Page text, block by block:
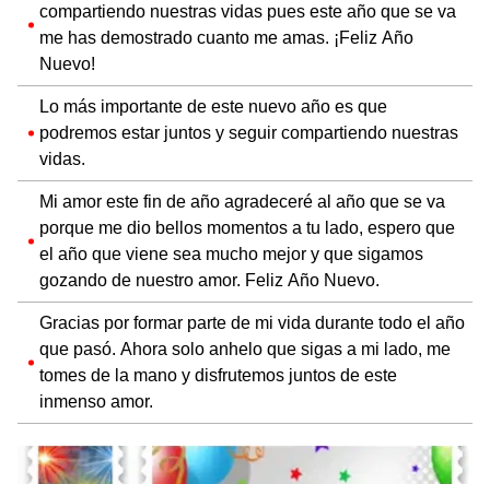
compartiendo nuestras vidas pues este año que se va
me has demostrado cuanto me amas. ¡Feliz Año
Nuevo!
Lo más importante de este nuevo año es que
podremos estar juntos y seguir compartiendo nuestras
vidas.
Mi amor este fin de año agradeceré al año que se va
porque me dio bellos momentos a tu lado, espero que
el año que viene sea mucho mejor y que sigamos
gozando de nuestro amor. Feliz Año Nuevo.
Gracias por formar parte de mi vida durante todo el año
que pasó. Ahora solo anhelo que sigas a mi lado, me
tomes de la mano y disfrutemos juntos de este
inmenso amor.